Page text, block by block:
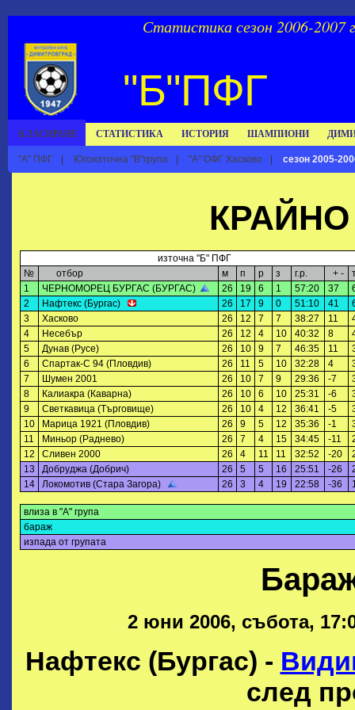
Статистика сезон 2006-2007
"Б"ПФГ
КЛАСИРАНЕ
"А" ПФГ Югоизточна "В"група "А" ОФГ Хасково сезон 2005-
СТАТИСТИКА ИСТОРИЯ ШАМПИОНИ
източна "Б" ПФГ
№
отбор м п р з г.р. + -
1
ЧЕРНОМОРЕЦ БУРГАС (БУРГАС) 26 19 6 1 57:20 37
2
Нафтекс (Бургас) 26 17 9 0 51:10 41
3
Хасково 26 12 7 7 38:27 11
4
Несебър 26 12 4 10 40:32 8
5
Дунав (Русе) 26 10 9 7 46:35 11
6
Спартак-С 94 (Пловдив) 26 11 5 10 32:28 4
7
Шумен 2001 26 10 7 9 29:36 -7
8
Калиакра (Каварна) 26 10 6 10 25:31 -6
9
Светкавица (Търговище) 26 10 4 12 36:41 -5
10
Марица 1921 (Пловдив) 26 9 5 12 35:36 -1
11
Миньор (Раднево) 26 7 4 15 34:45 -11
12
Сливен 2000 26 4 11 11 32:52 -20
13
Добруджа (Добрич) 26 5 5 16 25:51 -26
14
Локомотив (Стара Загора) 26 3 4 19 22:58 -36
влиза в "А" група
бараж
изпада от групата
2 юни 2006, събота,
Нафтекс (Бургас) -
след